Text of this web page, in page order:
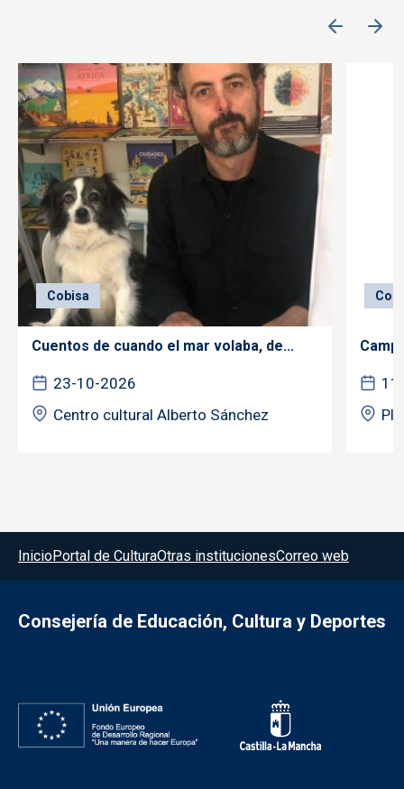
Cobisa
Cuentos de cuando el mar volaba, de...
23-10-2026
Centro cultural Alberto Sánchez
Menú del pie
InicioPortal de CulturaOtras institucionesCorreo web
Consejería de Educación, Cultura y Deportes